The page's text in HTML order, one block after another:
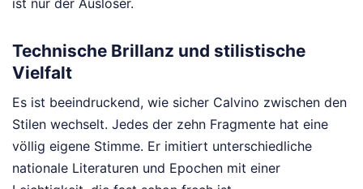
Technische Brillanz und stilistische
Vielfalt
Es ist beeindruckend, wie sicher Calvino zwischen den
Stilen wechselt. Jedes der zehn Fragmente hat eine
völlig eigene Stimme. Er imitiert unterschiedliche
nationale Literaturen und Epochen mit einer